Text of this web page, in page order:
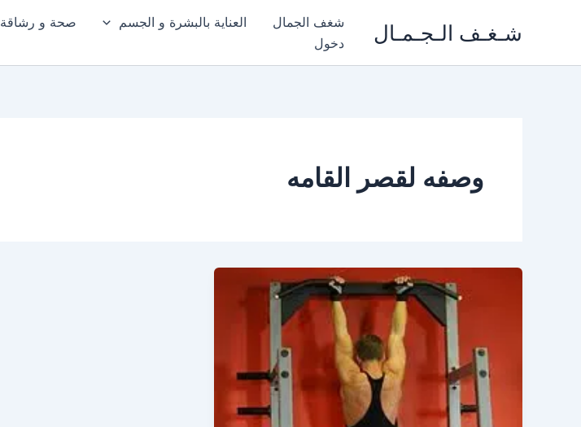
شـغـف الـجـمـال شغف الجمال العناية بالبشرة و الجسم صحة و رشاقة
دخول
وصفه لقصر القامه